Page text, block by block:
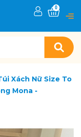
0
Xách Nữ Size To
Mona -